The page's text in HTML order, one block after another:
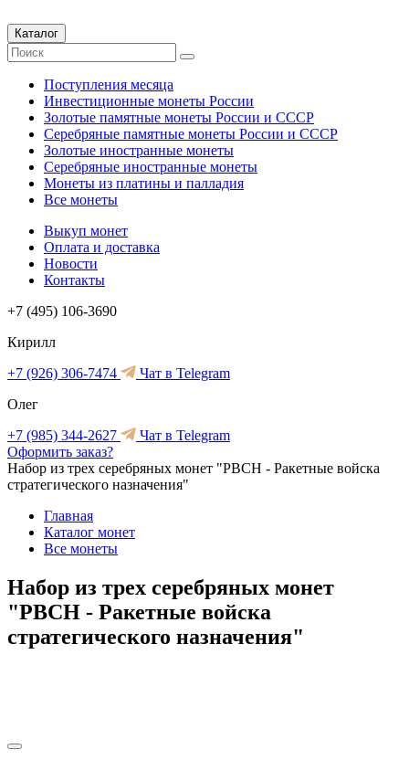
Каталог
Поступления месяца
Инвестиционные монеты России
Золотые памятные монеты России и СССР
Серебряные памятные монеты России и СССР
Золотые иностранные монеты
Серебряные иностранные монеты
Монеты из платины и палладия
Все монеты
Выкуп монет
Оплата и доставка
Новости
Контакты
+7 (495) 106-3690
Кирилл
+7 (926) 306-7474
Чат в Telegram
Олег
+7 (985) 344-2627
Чат в Telegram
Оформить заказ?
Набор из трех серебряных монет "РВСН - Ракетные войска
стратегического назначения"
Главная
Каталог монет
Все монеты
Набор из трех серебряных монет
"РВСН - Ракетные войска
стратегического назначения"